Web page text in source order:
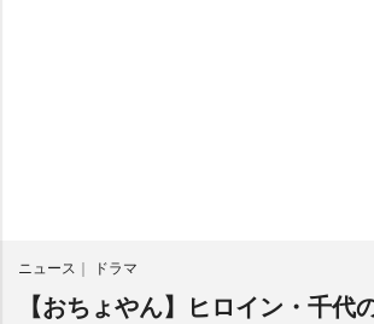
ニュース ドラマ
【おちょやん】ヒロイン・千代